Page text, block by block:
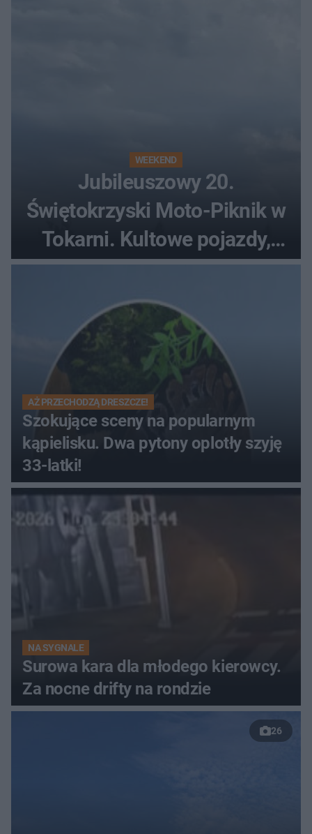
WEEKEND
Jubileuszowy 20.
Świętokrzyski Moto-Piknik w
Tokarni. Kultowe pojazdy,
pokazy i muzyczna scena w
Muzeum Wsi Kieleckiej
AŻ PRZECHODZĄ DRESZCZE!
Szokujące sceny na popularnym
kąpielisku. Dwa pytony oplotły szyję
33-latki!
NA SYGNALE
Surowa kara dla młodego kierowcy.
Za nocne drifty na rondzie
26